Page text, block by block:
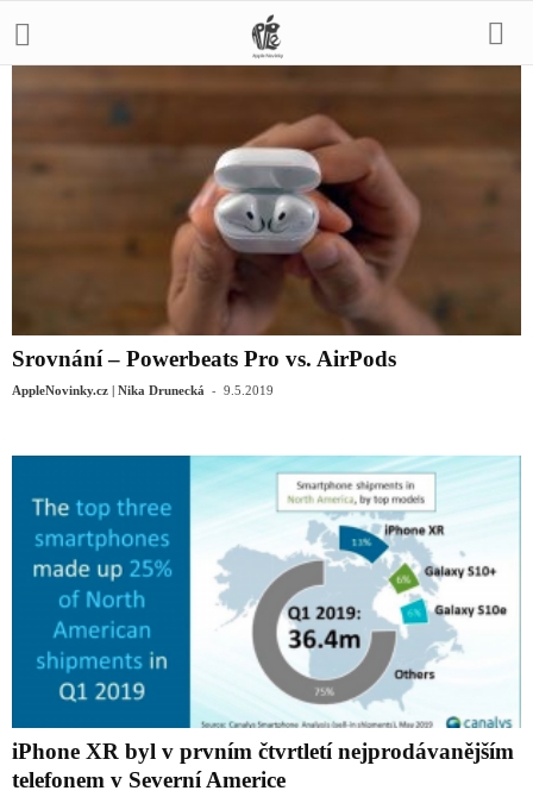
Srovnání – Powerbeats Pro vs. AirPods
AppleNovinky.cz | Nika Drunecká - 9.5.2019
iPhone XR byl v prvním čtvrtletí nejprodávanějším
telefonem v Severní Americe